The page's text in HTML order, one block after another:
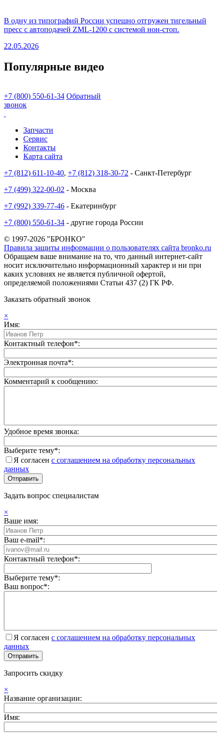
В одну из типографий России успешно отгружен тигельный
пресс с автоподачей ZML-1200 с системой нон-стоп.
22.05.2026
Популярные видео
+7 (800) 550-61-34 Обратный
звонок
Запчасти
Сервис
Контакты
Карта сайта
+7 (812) 611-10-40, +7 (812) 318-30-72 - Санкт-Петербург
+7 (499) 322-00-02 - Москва
+7 (992) 339-77-46 - Екатеринбург
+7 (800) 550-61-34 - другие города России
© 1997-2026 "БРОНКО"
Правила защиты информации о пользователях сайта bronko.ru
Обращаем ваше внимание на то, что данный интернет-сайт
носит исключительно информационный характер и ни при
каких условиях не является публичной офертой,
определяемой положениями Статьи 437 (2) ГК РФ.
Заказать обратный звонок
×
Имя:
Контактный телефон*:
Электронная почта*:
Комментарий к сообщению:
Удобное время звонка:
Выберите тему*:
Я согласен с соглашением на обработку персональных
данных
Задать вопрос специалистам
×
Ваше имя:
Ваш e-mail*:
Контактный телефон*:
Выберите тему*:
Ваш вопрос*:
Я согласен с соглашением на обработку персональных
данных
Запросить скидку
×
Название организации:
Имя: